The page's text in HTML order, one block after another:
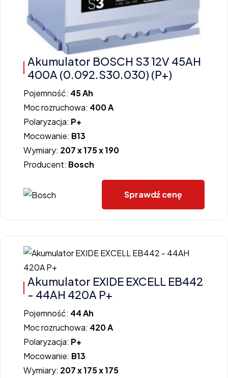
Akumulator BOSCH S3 12V 45AH
400A (0.092.S30.030) (P+)
Pojemność: 45 Ah
Moc rozruchowa: 400 A
Polaryzacja: P+
Mocowanie: B13
Wymiary: 207 x 175 x 190
Producent: Bosch
Sprawdź cenę
Akumulator EXIDE EXCELL EB442
- 44AH 420A P+
Pojemność: 44 Ah
Moc rozruchowa: 420 A
Polaryzacja: P+
Mocowanie: B13
Wymiary: 207 x 175 x 175